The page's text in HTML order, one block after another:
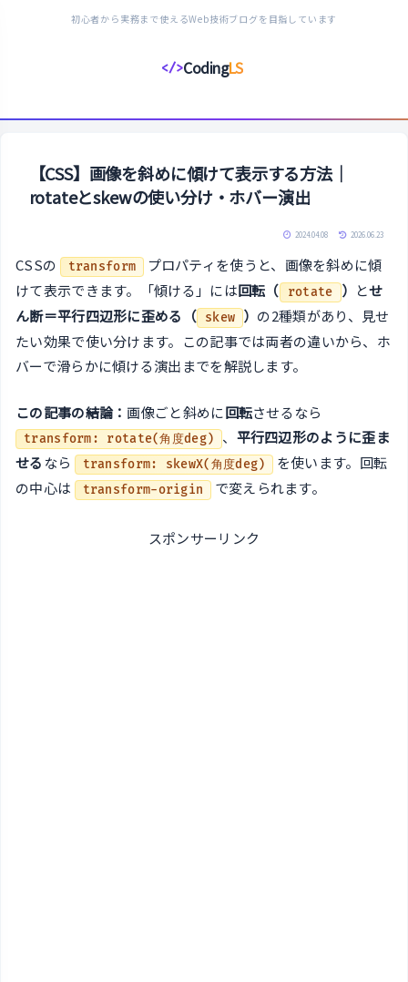
初心者から実務まで使えるWeb技術ブログを目指しています
</>CodingLS
コ
デ
ン
グ
フ
ス
イ
ル
【CSS】画像を斜めに傾けて表示する方法｜
rotateとskewの使い分け・ホバー演出
2024.04.08 2026.06.23
CSSの transform
プロパティを使うと、画像を斜めに傾
けて表示できます。「傾ける」には回転（ rotate ） とせ
ん断＝平行四辺形に歪める（
skew ） の2種類があり、見せ
たい効果で使い分けます。この記事では両者の違いから、ホ
バーで滑らかに傾ける演出までを解説します。
この記事の結論： 画像ごと斜めに回転させるなら
transform: rotate(角度deg) 、 平行四辺形のように歪ま
せる なら transform: skewX(角度deg)
を使います。回転
の中心は
transform-origin で変えられます。
スポンサーリンク